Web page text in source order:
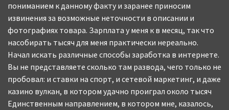
пониманием к данному факту и заранее приносим
извинения за возможные неточности в описании и
фотографиях товара. Зарплата у меня к в месяц, так что
насобирать тысяч для меня практически нереально.
Начал искать различные способы заработка в интернете.
Вы не представляете сколько там развода, чего только не
пробовал: и ставки на спорт, и сетевой маркетинг, и даже
казино вулкан, в котором удачно проиграл около тысяч
Единственным направлением, в котором мне, казалось,